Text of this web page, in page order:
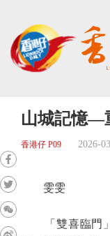
山城記憶—
香港仔 P09 2026-
雯雯
「雙喜臨門」